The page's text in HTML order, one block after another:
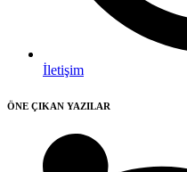
İletişim
ÖNE ÇIKAN YAZILAR